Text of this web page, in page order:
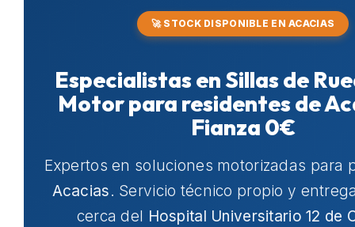
🚀 STOCK DISPONIBLE EN ACACIAS
Especialistas en Sillas de
Motor para residentes de
Fianza 0€
Expertos en soluciones motorizadas para
Acacias. Servicio técnico propio y
cerca del Hospital Universitario 12 de